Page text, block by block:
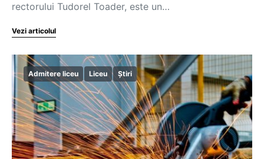
rectorului Tudorel Toader, este un…
Vezi articolul
Admitere liceu Liceu Știri